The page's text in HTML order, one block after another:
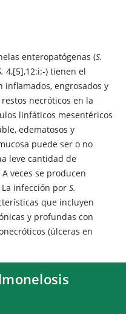
enteropatógenas (S.
4,[5],12:i:-) tienen el
engrosados y
necróticos en la
linfáticos mesentéricos
edematosos y
puede ser o no
leve cantidad de
veces se producen
infección por S.
que incluyen
y profundas con
(úlceras en